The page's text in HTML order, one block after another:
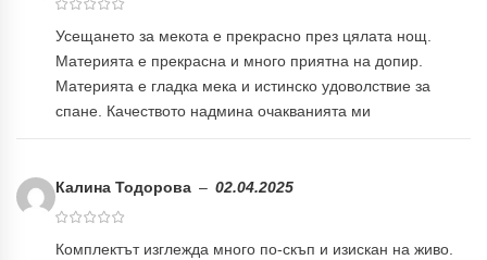
Усещането за мекота е прекрасно през цялата нощ.
Материята е прекрасна и много приятна на допир.
Материята е гладка мека и истинско удоволствие за
спане. Качеството надмина очакванията ми
Калина Тодорова – 02.04.2025
Комплектът изглежда много по-скъп и изискан на живо.